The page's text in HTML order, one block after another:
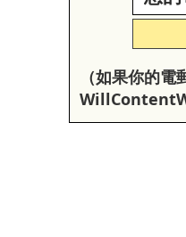
（如果你的
WillC